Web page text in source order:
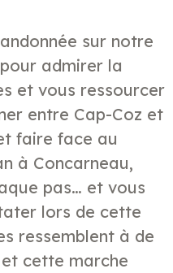
sur notre
admirer la
et vous ressourcer
entre Cap-Coz et
faire face au
à Concarneau,
pas… et vous
lors de cette
ressemblent à de
cette marche